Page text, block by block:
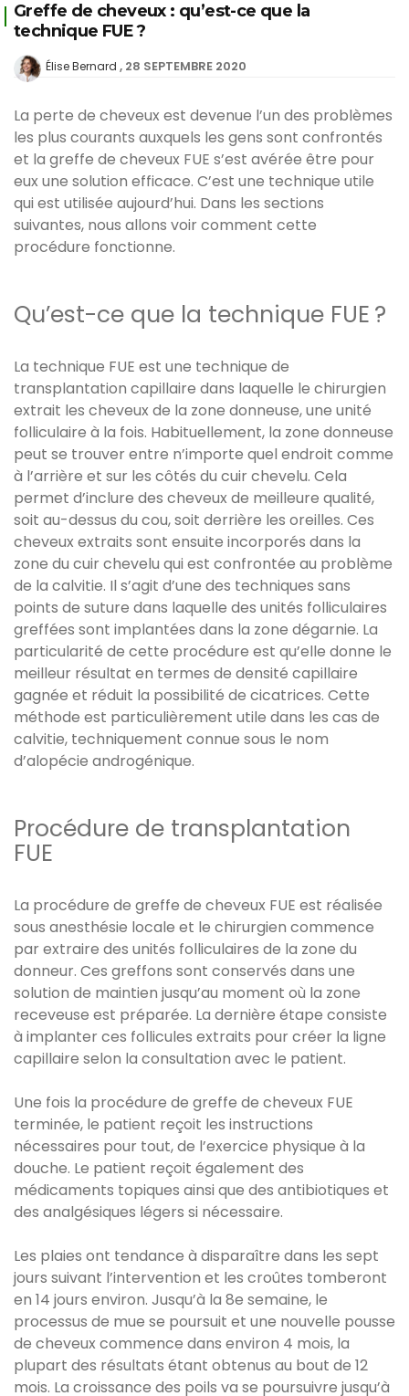
Greffe de cheveux : qu’est-ce que la
technique FUE ?
Élise Bernard 28 SEPTEMBRE 2020
La perte de cheveux est devenue l’un des problèmes
les plus courants auxquels les gens sont confrontés
et la greffe de cheveux FUE s’est avérée être pour
eux une solution efficace. C’est une technique utile
qui est utilisée aujourd’hui. Dans les sections
suivantes, nous allons voir comment cette
procédure fonctionne.
Qu’est-ce que la technique FUE ?
La technique FUE est une technique de
transplantation capillaire dans laquelle le chirurgien
extrait les cheveux de la zone donneuse, une unité
folliculaire à la fois. Habituellement, la zone donneuse
peut se trouver entre n’importe quel endroit comme
à l’arrière et sur les côtés du cuir chevelu. Cela
permet d’inclure des cheveux de meilleure qualité,
soit au-dessus du cou, soit derrière les oreilles. Ces
cheveux extraits sont ensuite incorporés dans la
zone du cuir chevelu qui est confrontée au problème
de la calvitie. Il s’agit d’une des techniques sans
points de suture dans laquelle des unités folliculaires
greffées sont implantées dans la zone dégarnie. La
particularité de cette procédure est qu’elle donne le
meilleur résultat en termes de densité capillaire
gagnée et réduit la possibilité de cicatrices. Cette
méthode est particulièrement utile dans les cas de
calvitie, techniquement connue sous le nom
d’alopécie androgénique.
Procédure de transplantation
FUE
La procédure de greffe de cheveux FUE est réalisée
sous anesthésie locale et le chirurgien commence
par extraire des unités folliculaires de la zone du
donneur. Ces greffons sont conservés dans une
solution de maintien jusqu’au moment où la zone
receveuse est préparée. La dernière étape consiste
à implanter ces follicules extraits pour créer la ligne
capillaire selon la consultation avec le patient.
Une fois la procédure de greffe de cheveux FUE
terminée, le patient reçoit les instructions
nécessaires pour tout, de l’exercice physique à la
douche. Le patient reçoit également des
médicaments topiques ainsi que des antibiotiques et
des analgésiques légers si nécessaire.
Les plaies ont tendance à disparaître dans les sept
jours suivant l’intervention et les croûtes tomberont
en 14 jours environ. Jusqu’à la 8e semaine, le
processus de mue se poursuit et une nouvelle pousse
de cheveux commence dans environ 4 mois, la
plupart des résultats étant obtenus au bout de 12
mois. La croissance des poils va se poursuivre jusqu’à